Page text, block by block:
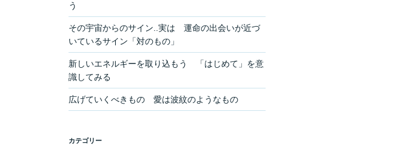
う
その宇宙からのサイン..実は 運命の出会いが近づ
いているサイン「対のもの」
新しいエネルギーを取り込もう 「はじめて」を意
識してみる
広げていくべきもの 愛は波紋のようなもの
カテゴリー